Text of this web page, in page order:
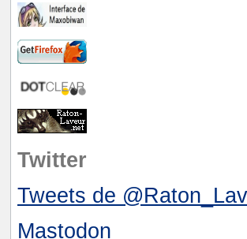
Twitter
Tweets de
Mastodon